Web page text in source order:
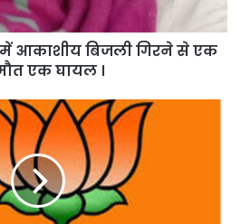
में आकाशीय बिजली गिरने से एक
एक घायल ।